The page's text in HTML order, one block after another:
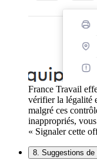
France Travail
vérifier la légalité
malgré ces
inappropriés,
« Signaler cette
8. Suggestions de